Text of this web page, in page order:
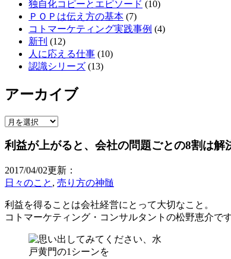
独自化コピーとエピソード (10)
ＰＯＰは伝え方の基本 (7)
コトマーケティング実践事例 (4)
新刊 (12)
人に応える仕事 (10)
認識シリーズ (13)
アーカイブ
ア
カ
ブ
利益が上がると、会社の問題ごとの8割は解
2017/04/02更新：
日々のこと , 売り方の神髄
利益を得ることは会社経営にとって大切なこと。
コトマーケティング・コンサルタントの松野恵介です